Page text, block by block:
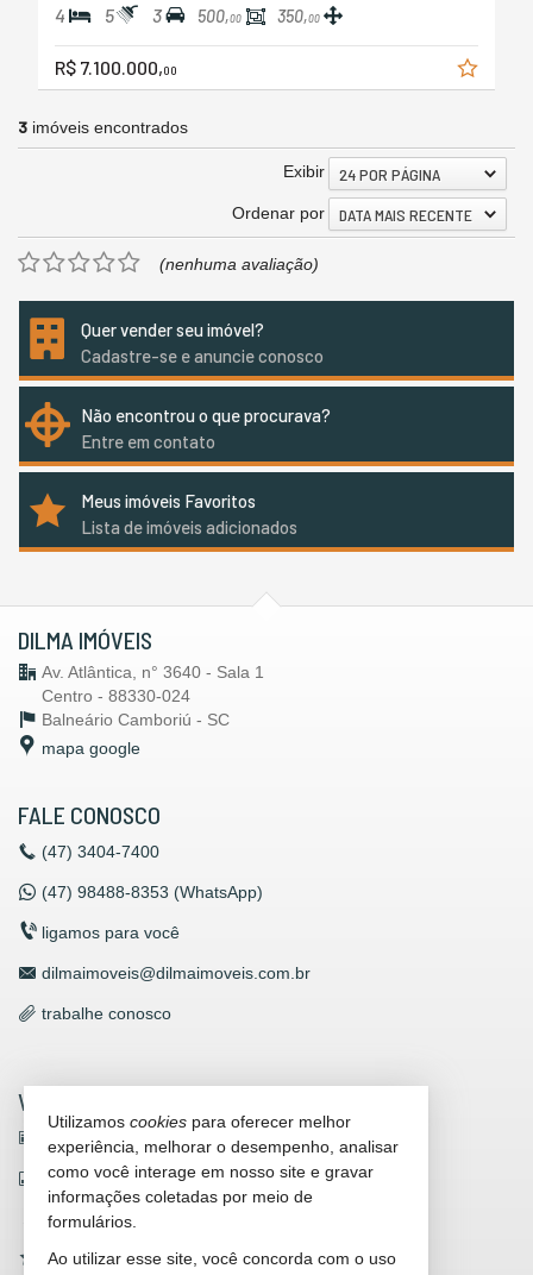
4 5 3 500,00 350,00
R$ 7.100.000,00
3 imóveis encontrados
Exibir 24 POR PÁGINA
Ordenar por DATA MAIS RECENTE
(nenhuma avaliação)
Quer vender seu imóvel?
Cadastre-se e anuncie conosco
Não encontrou o que procurava?
Entre em contato
Meus imóveis Favoritos
Lista de imóveis adicionados
DILMA IMÓVEIS
Av. Atlântica, n° 3640 - Sala 1
Centro - 88330-024
Balneário Camboriú - SC
mapa google
FALE CONOSCO
(47) 3404-7400
(47) 98488-8353 (WhatsApp)
ligamos para você
dilmaimoveis@dilmaimoveis.com.br
trabalhe conosco
VEJA MAIS
receba nosso newsletter
indicadores financeiros
cadastre seu imóvel
imóveis favoritos
Utilizamos cookies para oferecer melhor
experiência, melhorar o desempenho, analisar
como você interage em nosso site e gravar
informações coletadas por meio de
formulários.
Ao utilizar esse site, você concorda com o uso